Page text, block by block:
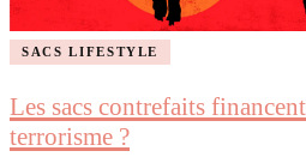
SACS LIFESTYLE
Les sacs contrefaits
terrorisme ?